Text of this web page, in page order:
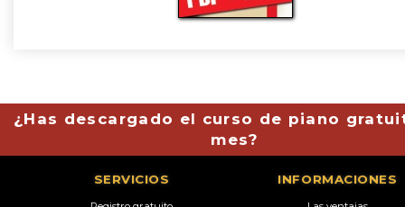
¿Has descargado el curso de piano
mes?
SERVICIOS INFORMACIONES